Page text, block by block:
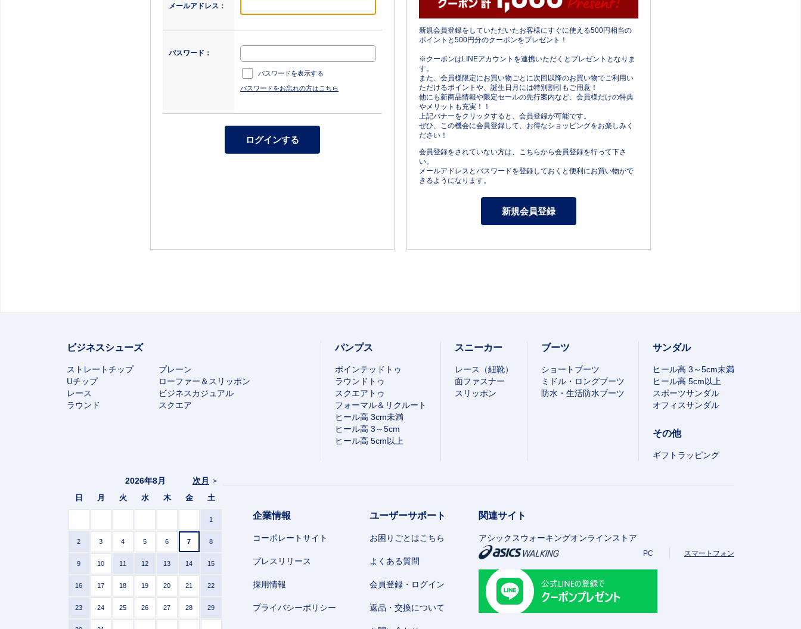
メールアドレス：
パスワード：
パスワードを表示する
パスワードをお忘れの方はこちら
新規会員登録をしていただいたお客様にすぐに使える500円相当の
ポイントと500円分のクーポンをプレゼント！
※クーポンはLINEアカウントを連携いただくとプレゼントとなりま
す。
また、会員様限定にお買い物ごとに次回以降のお買い物でご利用い
ただけるポイントや、誕生日月には特別割引もご用意！
他にも新商品情報や限定セールの先行案内など、会員様だけの特典
やメリットも充実！！
上記バナーをクリックすると、会員登録が可能です。
ぜひ、この機会に会員登録して、お得なショッピングをお楽しみく
ださい！
会員登録をされていない方は、こちらから会員登録を行って下さ
い。
メールアドレスとパスワードを登録しておくと便利にお買い物がで
きるようになります。
ビジネスシューズ
ストレートチップ
プレーン
Uチップ
ローファー＆スリッポン
レース
ビジネスカジュアル
ラウンド
スクエア
パンプス
ポインテッドトゥ
ラウンドトゥ
スクエアトゥ
フォーマル＆リクルート
ヒール高 3cm未満
ヒール高 3～5cm
ヒール高 5cm以上
スニーカー
レース（紐靴）
面ファスナー
スリッポン
ブーツ
ショートブーツ
ミドル・ロングブーツ
防水・生活防水ブーツ
サンダル
ヒール高 3～5cm未満
ヒール高 5cm以上
スポーツサンダル
オフィスサンダル
その他
ギフトラッピング
次月 >
2026年8月
日 月 火 水 木 金 土
1
2 3 4 5 6 7 8
9 10 11 12 13 14 15
16 17 18 19 20 21 22
23 24 25 26 27 28 29
企業情報
コーポレートサイト
プレスリリース
採用情報
プライバシーポリシー
ユーザーサポート
お困りごとはこちら
よくある質問
会員登録・ログイン
返品・交換について
関連サイト
アシックスウォーキングオンラインストア
PC スマートフォン